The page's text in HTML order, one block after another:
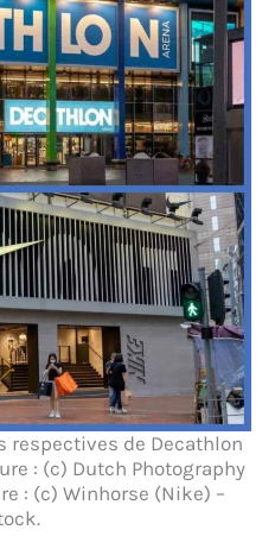
respectives de Decathlon
: (c) Dutch Photography
: (c) Winhorse (Nike) –